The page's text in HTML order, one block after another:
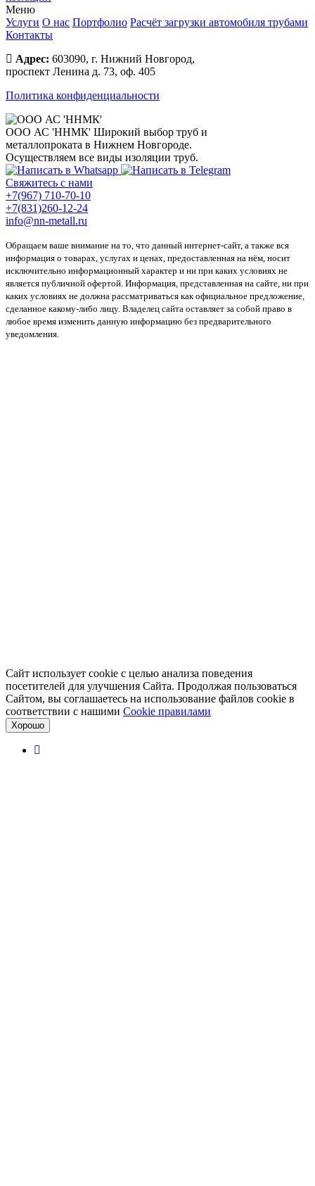
Меню
Услуги О нас Портфолио Расчёт загрузки автомобиля трубами
Контакты
Адрес: 603090, г. Нижний Новгород,
проспект Ленина д. 73, оф. 405
Политика конфиденциальности
ООО АС 'ННМК' Широкий выбор труб и
металлопроката в Нижнем Новгороде.
Осуществляем все виды изоляции труб.
Свяжитесь с нами
+7(967) 710-70-10
+7(831)260-12-24
info@nn-metall.ru
Обращаем ваше внимание на то, что данный интернет-сайт, а также вся
информация о товарах, услугах и ценах, предоставленная на нём, носит
исключительно информационный характер и ни при каких условиях не
является публичной офертой. Информация, представленная на сайте, ни при
каких условиях не должна рассматриваться как официальное предложение,
сделанное какому-либо лицу. Владелец сайта оставляет за собой право в
любое время изменить данную информацию без предварительного
уведомления.
Сайт использует cookie с целью анализа поведения
посетителей для улучшения Сайта. Продолжая пользоваться
Сайтом, вы соглашаетесь на использование файлов cookie в
соответствии с нашими Cookiе правилами
Хорошо